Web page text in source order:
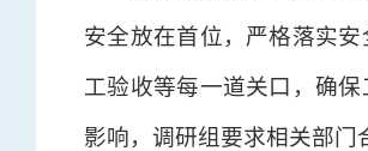
安全放在首位，严格落实
工验收等每一道关口，确
影响，调研组要求相关部